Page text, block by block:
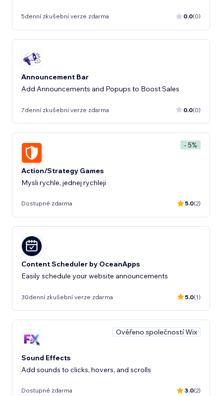
5denní zkušební verze zdarma 0.0(0)
Announcement Bar
Add Announcements and Popups to Boost Sales
7denní zkušební verze zdarma 0.0(0)
- 5%
Action/Strategy Games
Mysli rychle, jednej rychleji
Dostupné zdarma 5.0(2)
Content Scheduler by OceanApps
Easily schedule your website announcements
30denní zkušební verze zdarma 5.0(1)
Ověřeno společností Wix
Sound Effects
Add sounds to clicks, hovers, and scrolls
Dostupné zdarma 3.0(2)